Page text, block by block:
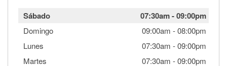
Sábado 07:30am-09:00pm
Domingo 09:00am -08:00pm
Lunes
07:30am -09:00pm
Martes
07:30am -09:00pm